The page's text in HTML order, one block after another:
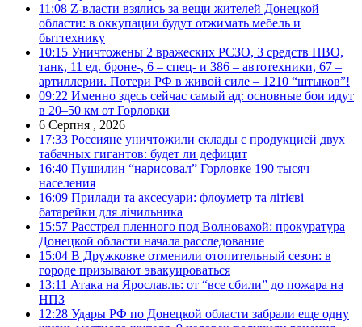
11:08 Z-власти взялись за вещи жителей Донецкой
области: в оккупации будут отжимать мебель и
быттехнику
10:15 Уничтожены 2 вражеских РСЗО, 3 средств ПВО,
танк, 11 ед. броне-, 6 – спец- и 386 – автотехники, 67 –
артиллерии. Потери РФ в живой силе – 1210 “штыков”!
09:22 Именно здесь сейчас самый ад: основные бои идут
в 20–50 км от Горловки
6 Серпня , 2026
17:33 Россияне уничтожили склады с продукцией двух
табачных гигантов: будет ли дефицит
16:40 Пушилин “нарисовал” Горловке 190 тысяч
населения
16:09 Прилади та аксесуари: флоуметр та літієві
батарейки для лічильника
15:57 Расстрел пленного под Волновахой: прокуратура
Донецкой области начала расследование
15:04 В Дружковке отменили отопительный сезон: в
городе призывают эвакуироваться
13:11 Атака на Ярославль: от “все сбили” до пожара на
НПЗ
12:28 Удары РФ по Донецкой области забрали еще одну